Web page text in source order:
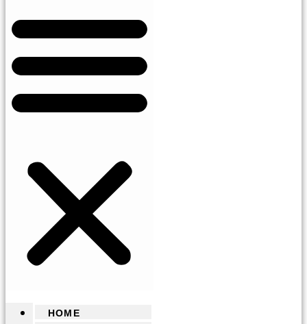
HOME